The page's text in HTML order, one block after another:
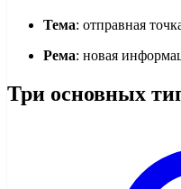
Тема: отправная
Рема: новая
Три основных